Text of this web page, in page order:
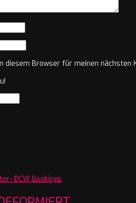
diesem Browser für meinen nächsten